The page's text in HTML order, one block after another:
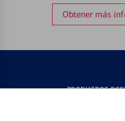
Obtener más
PRODUCTOS
Explore